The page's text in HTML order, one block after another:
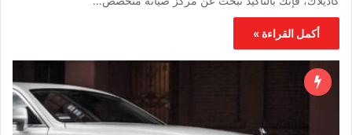
أكمل القراءة »